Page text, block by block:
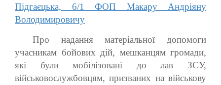
Підгаєцька, 6/1 ФОП Макару Андріяну
Володимировичу
Про надання матеріальної допомоги
учасникам бойових дій, мешканцям громади,
які були мобілізовані до лав ЗСУ,
військовослужбовцям, призваних на військову